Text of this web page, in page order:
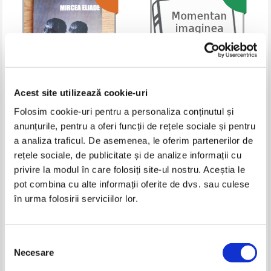
Acest site utilizează cookie-uri
Folosim cookie-uri pentru a personaliza conținutul și
anunțurile, pentru a oferi funcții de rețele sociale și pentru
a analiza traficul. De asemenea, le oferim partenerilor de
rețele sociale, de publicitate și de analize informații cu
privire la modul în care folosiți site-ul nostru. Aceștia le
pot combina cu alte informații oferite de dvs. sau culese
în urma folosirii serviciilor lor.
consimțământului
Necesare
Mircea Eliade - Nunta in cer
IN STOC
Pret:18,00Lei 12,60 Lei
Adaugă în coș
Mircea Eliade - La tiganci.
Maitreyi. Noaptea de sanziene.
(Selectii si comentarii)
IN STOC
Pret:26,00 Lei
Adaugă în coș